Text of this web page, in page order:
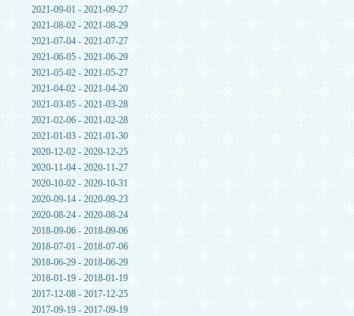
2021-09-01 - 2021-09-27
2021-08-02 - 2021-08-29
2021-07-04 - 2021-07-27
2021-06-05 - 2021-06-29
2021-05-02 - 2021-05-27
2021-04-02 - 2021-04-20
2021-03-05 - 2021-03-28
2021-02-06 - 2021-02-28
2021-01-03 - 2021-01-30
2020-12-02 - 2020-12-25
2020-11-04 - 2020-11-27
2020-10-02 - 2020-10-31
2020-09-14 - 2020-09-23
2020-08-24 - 2020-08-24
2018-09-06 - 2018-09-06
2018-07-01 - 2018-07-06
2018-06-29 - 2018-06-29
2018-01-19 - 2018-01-19
2017-12-08 - 2017-12-25
2017-09-19 - 2017-09-19